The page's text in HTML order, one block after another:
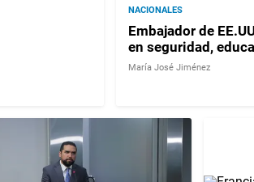
NACIONALES
Embajador de
en seguridad,
María José Jiménez